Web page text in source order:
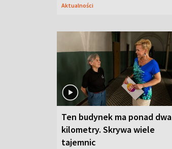
Aktualności
Ten budynek ma ponad dwa
kilometry. Skrywa wiele
tajemnic